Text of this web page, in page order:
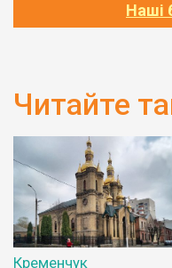
Наші
Читайте
Кременчук